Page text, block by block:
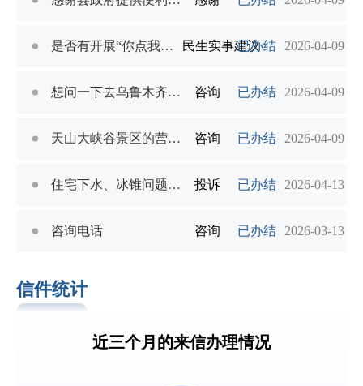
是否有开展“你点我检”惠民活动 民生实事建议
已办结 2026-04-09
想问一下去乌鲁木齐县旅游S103可以通行吗 咨询 已办结 2026-04-09
天山大峡谷景区的营业时间 咨询 已办结 2026-04-09
住宅下水、冰锥问题严重影响生活 投诉 已办结 2026-04-13
咨询电话 咨询 已办结 2026-03-13
信件统计
近三个月的来信办理情况